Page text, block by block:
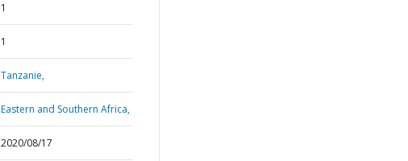
1
1
Tanzanie,
Eastern and Southern Africa,
2020/08/17